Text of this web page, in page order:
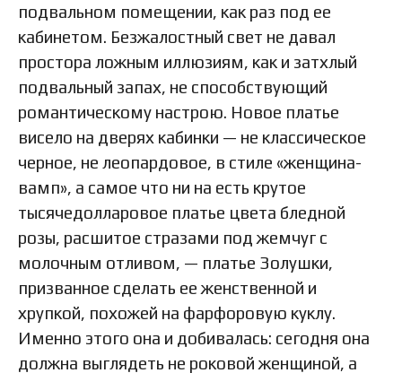
подвальном помещении, как раз под ее
кабинетом. Безжалостный свет не давал
простора ложным иллюзиям, как и затхлый
подвальный запах, не способствующий
романтическому настрою. Новое платье
висело на дверях кабинки — не классическое
черное, не леопардовое, в стиле «женщина-
вамп», а самое что ни на есть крутое
тысячедолларовое платье цвета бледной
розы, расшитое стразами под жемчуг с
молочным отливом, — платье Золушки,
призванное сделать ее женственной и
хрупкой, похожей на фарфоровую куклу.
Именно этого она и добивалась: сегодня она
должна выглядеть не роковой женщиной, а